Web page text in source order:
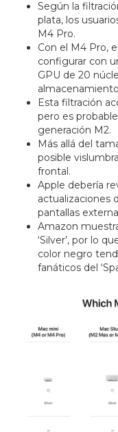
Según la
plata, los
M4 Pro.
Con el M4 Pro,
configurar con
GPU de 20
Esta filtración
pero es
generación M2.
Más allá del
posible
frontal.
Apple debería
actualizaciones
pantallas
Amazon
‘Silver’, por lo
color negro
fanáticos del